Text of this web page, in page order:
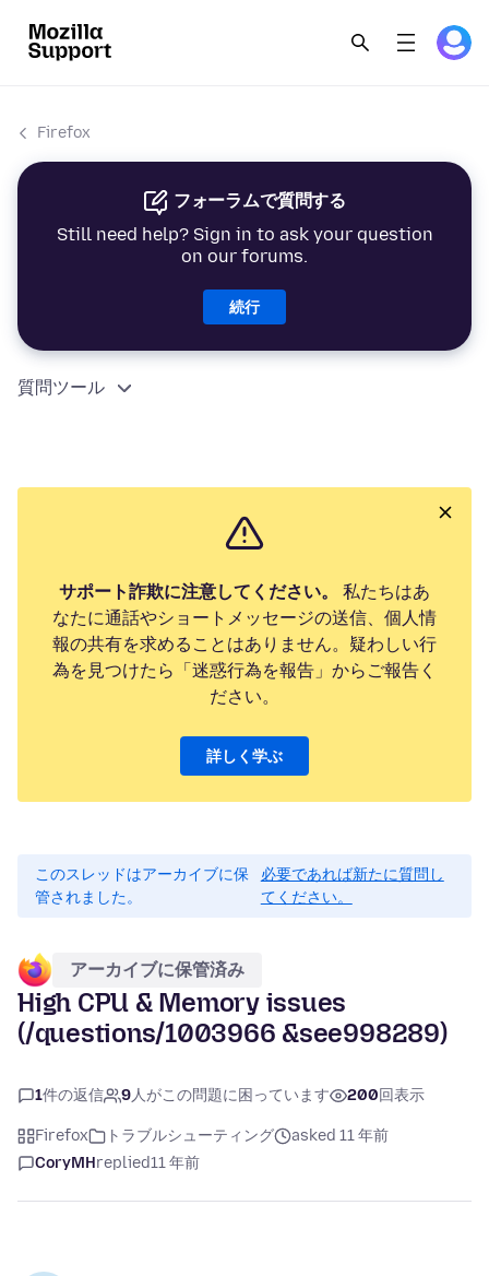
Firefox
フォーラムで質問する
Still need help? Sign in to ask your question
on our forums.
続行
質問ツール
サポート詐欺に注意してください。
私たちはあ
なたに通話やショートメッセージの送信、個人情
報の共有を求めることはありません。疑わしい行
為を見つけたら「迷惑行為を報告」からご報告く
ださい。
詳しく学ぶ
このスレッドはアーカイブに保
管されました。
必要であれば新たに質問し
てください。
アーカイブに保管済み
High CPU & Memory issues
(/questions/1003966 &see998289)
1件の返信 9人がこの問題に困っています 200回表示
Firefox トラブルシューティング
asked 11 年前
CoryMHreplied11 年前